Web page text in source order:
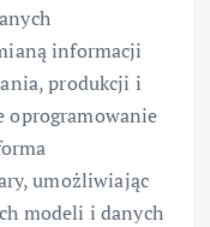
informacji
produkcji i
oprogramowanie
umożliwiając
modeli i danych